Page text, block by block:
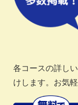
各コースの詳し
けします。お気